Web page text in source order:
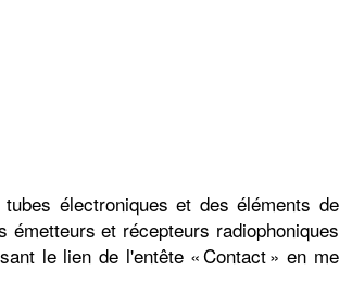
électroniques et des éléments de
et récepteurs radiophoniques
le lien de l'entête
Contact
en me